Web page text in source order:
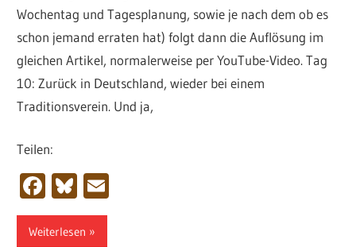
Wochentag und Tagesplanung, sowie je nach dem ob es
schon jemand erraten hat) folgt dann die Auflösung im
gleichen Artikel, normalerweise per YouTube-Video. Tag
10: Zurück in Deutschland, wieder bei einem
Traditionsverein. Und ja,
Teilen:
Facebook
Bluesky
Weiterlesen